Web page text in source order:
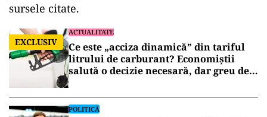
sursele citate.
EXCLUSIV
ACTUALITATE
Ce este „acciza dinamică” din tariful
litrului de carburant? Economiștii
salută o decizie necesară, dar greu de
POLITICĂ